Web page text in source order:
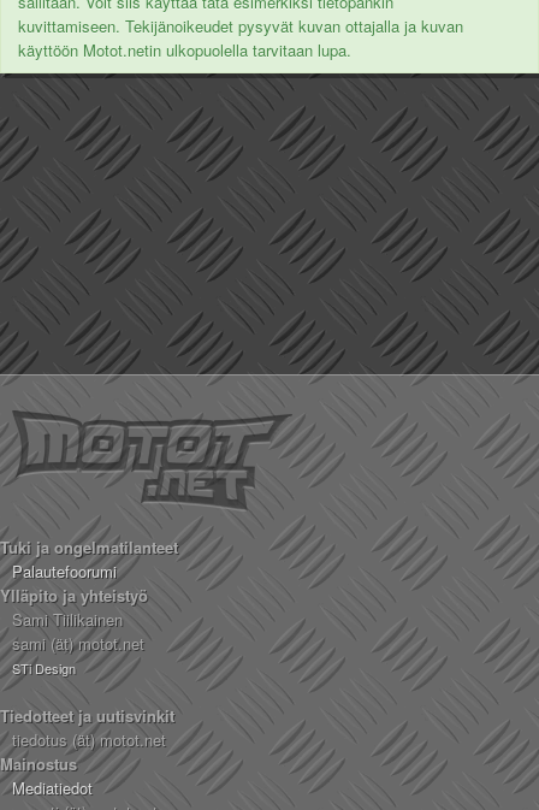
kuvittamiseen. Tekijänoikeudet pysyvät kuvan ottajalla ja kuvan
käyttöön Motot.netin ulkopuolella tarvitaan lupa.
Tuki ja ongelmatilanteet
Palautefoorumi
Ylläpito ja yhteistyö
Sami Tiilikainen
sami (ät) motot.net
STi Design
Tiedotteet ja uutisvinkit
tiedotus (ät) motot.net
Mainostus
Mediatiedot